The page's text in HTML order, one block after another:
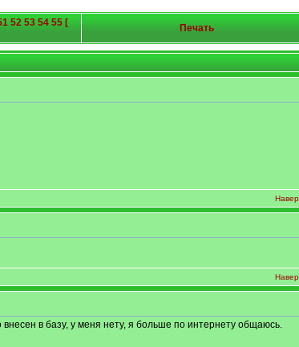
52 53 54 55 [
Печать
в базу, у меня нету, я больше по интернету общаюсь.